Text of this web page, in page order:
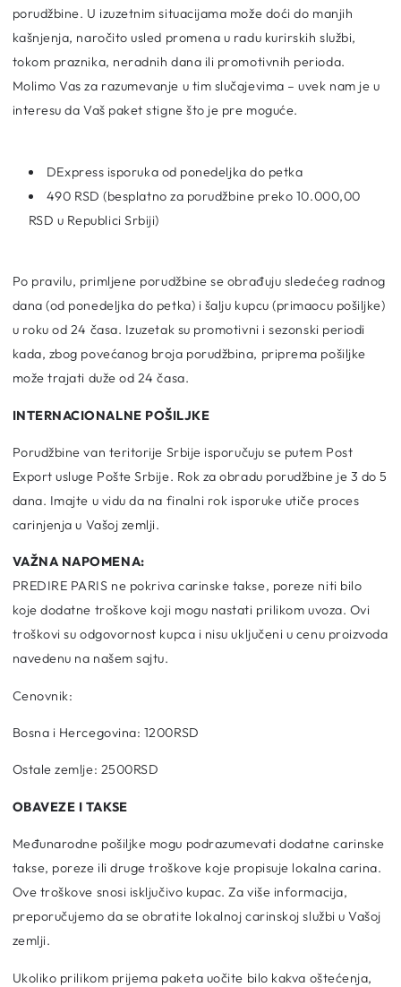
porudžbine. U izuzetnim situacijama može doći do manjih
kašnjenja, naročito usled promena u radu kurirskih službi,
tokom praznika, neradnih dana ili promotivnih perioda.
Molimo Vas za razumevanje u tim slučajevima – uvek nam je u
interesu da Vaš paket stigne što je pre moguće.
DExpress isporuka od ponedeljka do petka
490 RSD (besplatno za porudžbine preko 10.000,00
RSD u Republici Srbiji)
Po pravilu, primljene porudžbine se obrađuju sledećeg radnog
dana (od ponedeljka do petka) i šalju kupcu (primaocu pošiljke)
u roku od 24 časa. Izuzetak su promotivni i sezonski periodi
kada, zbog povećanog broja porudžbina, priprema pošiljke
može trajati duže od 24 časa.
INTERNACIONALNE POŠILJKE
Porudžbine van teritorije Srbije isporučuju se putem Post
Export usluge Pošte Srbije. Rok za obradu porudžbine je 3 do 5
dana. Imajte u vidu da na finalni rok isporuke utiče proces
carinjenja u Vašoj zemlji.
VAŽNA NAPOMENA:
PREDIRE PARIS ne pokriva carinske takse, poreze niti bilo
koje dodatne troškove koji mogu nastati prilikom uvoza. Ovi
troškovi su odgovornost kupca i nisu uključeni u cenu proizvoda
navedenu na našem sajtu.
Cenovnik:
Bosna i Hercegovina: 1200RSD
Ostale zemlje: 2500RSD
OBAVEZE I TAKSE
Međunarodne pošiljke mogu podrazumevati dodatne carinske
takse, poreze ili druge troškove koje propisuje lokalna carina.
Ove troškove snosi isključivo kupac. Za više informacija,
preporučujemo da se obratite lokalnoj carinskoj službi u Vašoj
zemlji.
Ukoliko prilikom prijema paketa uočite bilo kakva oštećenja,